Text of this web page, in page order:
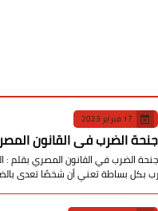
17 فبراير 2023
جنحة الضرب في القانون
جنحة الضرب في القانون المصري بقلم :
بكل بساطة تعني أن شخصًا تعدى